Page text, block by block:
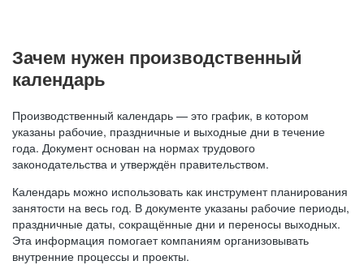
Зачем нужен производственный
календарь
Производственный календарь — это график, в котором
указаны рабочие, праздничные и выходные дни в течение
года. Документ основан на нормах трудового
законодательства и утверждён правительством.
Календарь можно использовать как инструмент планирования
занятости на весь год. В документе указаны рабочие периоды,
праздничные даты, сокращённые дни и переносы выходных.
Эта информация помогает компаниям организовывать
внутренние процессы и проекты.